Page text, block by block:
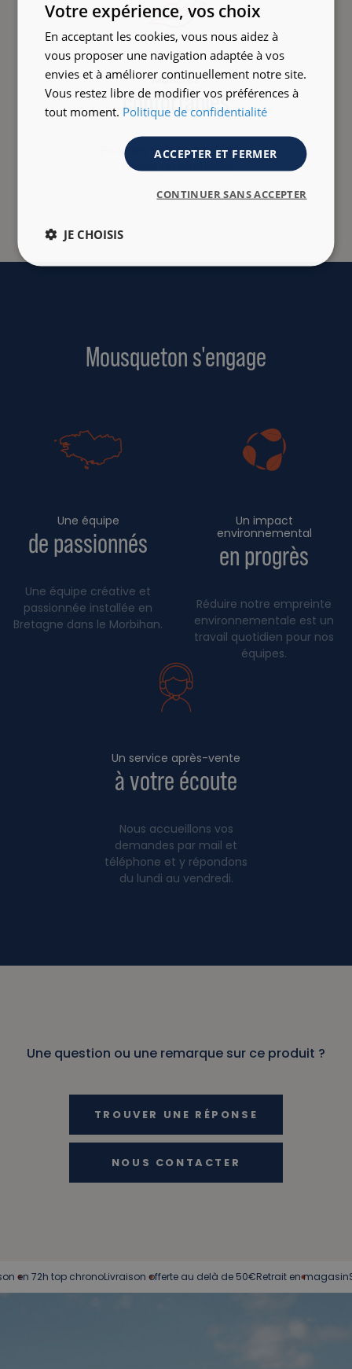
Matières
confortables
Pour des vêtements faciles
à vivre au quotidien
Mousqueton s'engage
Une équipe
de passionnés
Une équipe créative et
passionnée installée en
Bretagne dans le Morbihan.
Un impact
environnemental
en progrès
Réduire notre empreinte
environnementale est un
travail quotidien pour nos
équipes.
Un service après-vente
à votre écoute
Nous accueillons vos
demandes par mail et
téléphone et y répondons
du lundi au vendredi.
Une question ou une remarque sur ce produit ?
TROUVER UNE RÉPONSE
NOUS CONTACTER
top chrono Livraison offerte au delà de 50€Retrait en magasin
Votre expérience, vos choix
En acceptant les cookies, vous nous aidez à
vous proposer une navigation adaptée à vos
envies et à améliorer continuellement notre site.
Vous restez libre de modifier vos préférences à
tout moment. Politique de confidentialité
ACCEPTER ET FERMER
CONTINUER SANS ACCEPTER
JE CHOISIS